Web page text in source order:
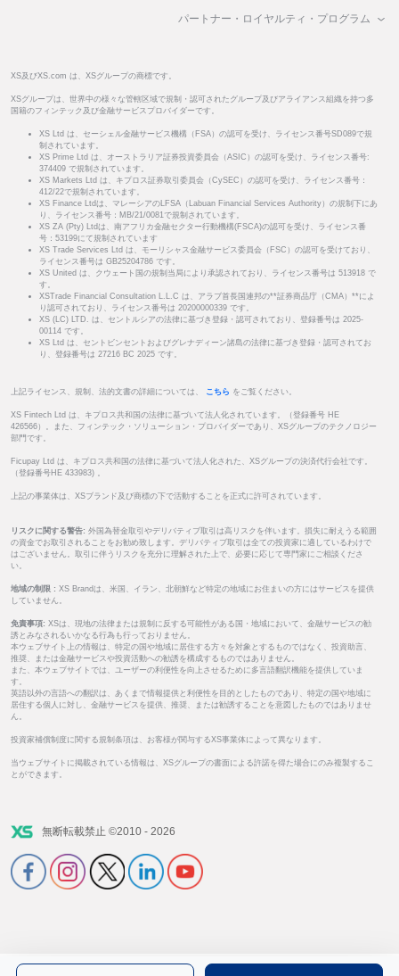
パートナー・ロイヤルティ・プログラム
XS及びXS.com は、XSグループの商標です。
XSグループは、世界中の様々な管轄区域で規制・認可されたグループ及びアライアンス組織を持つ多
国籍のフィンテック及び金融サービスプロバイダーです。
XS Ltd は、セーシェル金融サービス機構（FSA）の認可を受け、ライセンス番号SD089で規
制されています。
XS Prime Ltd は、オーストラリア証券投資委員会（ASIC）の認可を受け、ライセンス番号:
374409 で規制されています。
XS Markets Ltd は、キプロス証券取引委員会（CySEC）の認可を受け、ライセンス番号：
412/22で規制されています。
XS Finance Ltdは、マレーシアのLFSA（Labuan Financial Services Authority）の規制下にあ
り、ライセンス番号：MB/21/0081で規制されています。
XS ZA (Pty) Ltdは、南アフリカ金融セクター行動機構(FSCA)の認可を受け、ライセンス番
号：53199にて規制されています
XS Trade Services Ltd は、モーリシャス金融サービス委員会（FSC）の認可を受けており、
ライセンス番号は GB25204786 です。
XS United は、クウェート国の規制当局により承認されており、ライセンス番号は 513918 で
す。
XSTrade Financial Consultation L.L.C は、アラブ首長国連邦の**証券商品庁（CMA）**によ
り認可されており、ライセンス番号は 20200000339 です。
XS (LC) LTD. は、セントルシアの法律に基づき登録・認可されており、登録番号は 2025-
00114 です。
XS Ltd は、セントビンセントおよびグレナディーン諸島の法律に基づき登録・認可されてお
り、登録番号は 27216 BC 2025 です。
上記ライセンス、規制、法的文書の詳細については、 こちら をご覧ください。
XS Fintech Ltd は、キプロス共和国の法律に基づいて法人化されています。（登録番号 HE
426566）。また、フィンテック・ソリューション・プロバイダーであり、XSグループのテクノロジー
部門です。
Ficupay Ltd は、キプロス共和国の法律に基づいて法人化された、XSグループの決済代行会社です。
（登録番号HE 433983) 。
上記の事業体は、XSブランド及び商標の下で活動することを正式に許可されています。
リスクに関する警告: 外国為替金取引やデリバティブ取引は高リスクを伴います。損失に耐えうる範囲
の資金でお取引されることをお勧め致します。デリバティブ取引は全ての投資家に適しているわけで
はございません。取引に伴うリスクを充分に理解された上で、必要に応じて専門家にご相談くださ
い。
地域の制限 : XS Brandは、米国、イラン、北朝鮮など特定の地域にお住まいの方にはサービスを提供
していません。
免責事項: XSは、現地の法律または規制に反する可能性がある国・地域において、金融サービスの勧
誘とみなされるいかなる行為も行っておりません。
本ウェブサイト上の情報は、特定の国や地域に居住する方々を対象とするものではなく、投資助言、
推奨、または金融サービスや投資活動への勧誘を構成するものではありません。
また、本ウェブサイトでは、ユーザーの利便性を向上させるために多言語翻訳機能を提供していま
す。
英語以外の言語への翻訳は、あくまで情報提供と利便性を目的としたものであり、特定の国や地域に
居住する個人に対し、金融サービスを提供、推奨、または勧誘することを意図したものではありませ
ん。
投資家補償制度に関する規制条項は、お客様が関与するXS事業体によって異なります。
当ウェブサイトに掲載されている情報は、XSグループの書面による許諾を得た場合にのみ複製するこ
とができます。
無断転載禁止 ©2010 - 2026